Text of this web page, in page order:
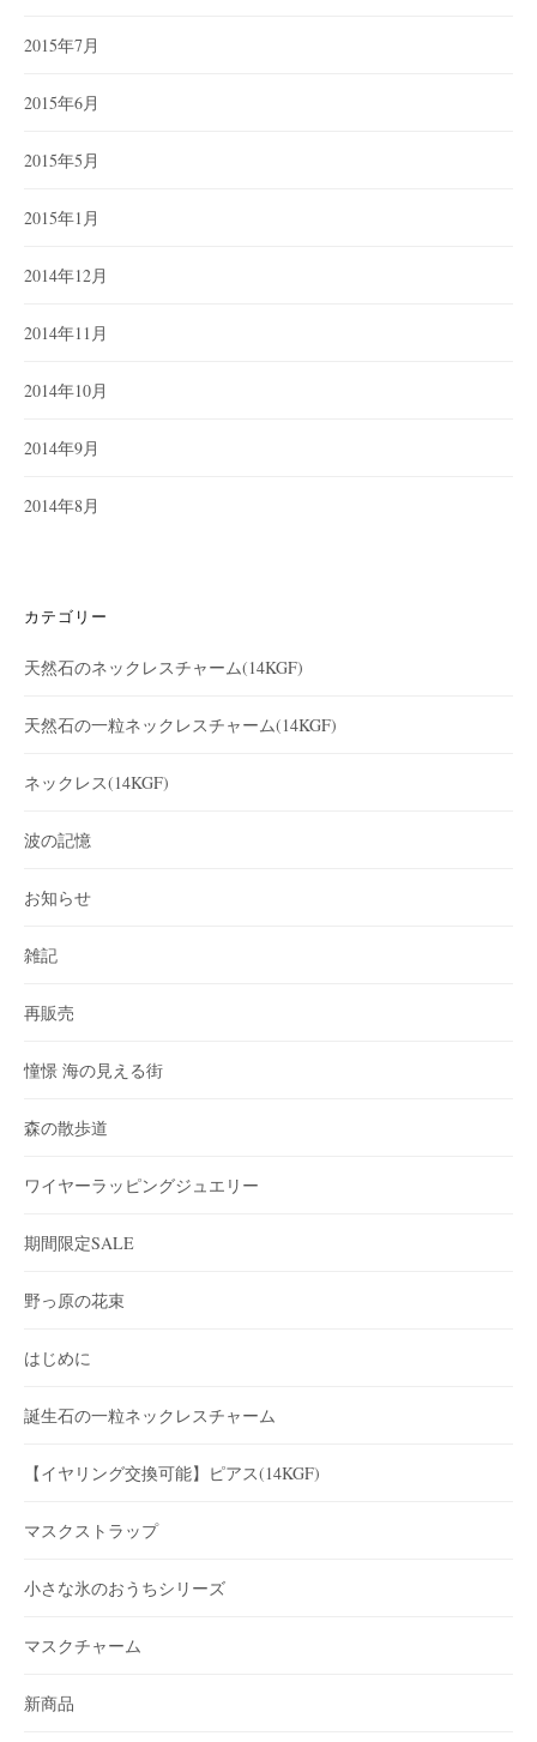
2015年7月
2015年6月
2015年5月
2015年1月
2014年12月
2014年11月
2014年10月
2014年9月
2014年8月
カテゴリー
天然石のネックレスチャーム(14KGF)
天然石の一粒ネックレスチャーム(14KGF)
ネックレス(14KGF)
波の記憶
お知らせ
雑記
再販売
憧憬 海の見える街
森の散歩道
ワイヤーラッピングジュエリー
期間限定SALE
野っ原の花束
はじめに
誕生石の一粒ネックレスチャーム
【イヤリング交換可能】ピアス(14KGF)
マスクストラップ
小さな氷のおうちシリーズ
マスクチャーム
新商品